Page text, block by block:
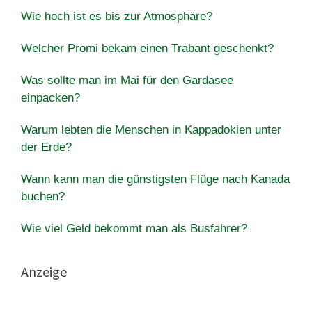
Wie hoch ist es bis zur Atmosphäre?
Welcher Promi bekam einen Trabant geschenkt?
Was sollte man im Mai für den Gardasee
einpacken?
Warum lebten die Menschen in Kappadokien unter
der Erde?
Wann kann man die günstigsten Flüge nach Kanada
buchen?
Wie viel Geld bekommt man als Busfahrer?
Anzeige